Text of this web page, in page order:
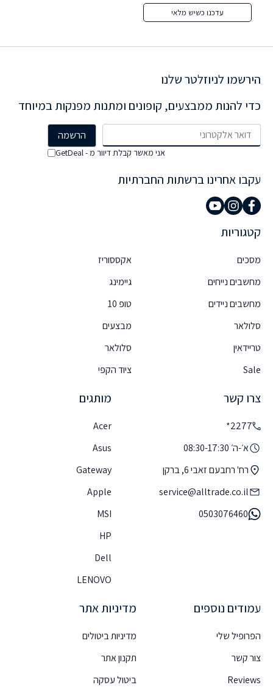
עדכנו כשיש מלאי
קטגוריות
מסכים
מחשבים נייחים
מחשבים ניידים
סלולאר
טריידאין
Sale
אקססוריז
גיימינג
טופ 10
מבצעים
סלולאר
ציוד הקפי
מותגים
Acer
Asus
Gateway
Apple
MSI
HP
Dell
LENOVO
עמודים נוספים
הפרופיל שלי
צור קשר
Reviews
צרו קשר
2277*
א׳-ה׳ 08:30-17:30
רח' רחבעם זאבי 6, ברקן
service@alltrade.co.il
0503076460
מדיניות אתר
מדיניות ביטולים
תקנון אתר
ביטול עסקה
הירשמו לניוזלטר שלנו
כדי להנות ממבצעים, קופונים ומתנות מפנקות במיוחד
אני מאשר קבלת דיוור מ - GetDeal
עקבו אחרינו ברשתות החברתיות